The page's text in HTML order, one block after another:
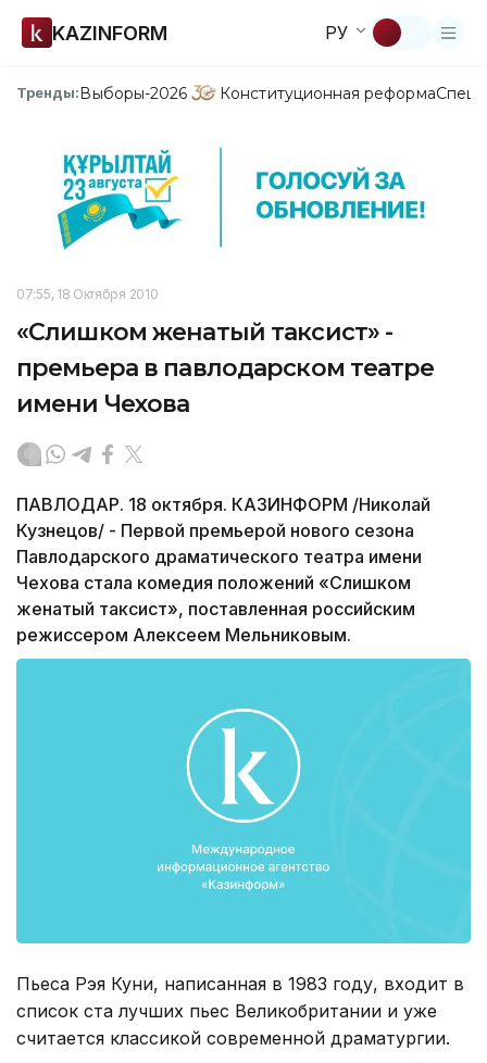
KAZINFORM РУ
Тренды:Выборы-2026 Конституционная реформа
07:55, 18 Октября 2010
«Слишком женатый таксист» -
премьера в павлодарском театре
имени Чехова
ПАВЛОДАР. 18 октября. КАЗИНФОРМ /Николай
Кузнецов/ - Первой премьерой нового сезона
Павлодарского драматического театра имени
Чехова стала комедия положений «Слишком
женатый таксист», поставленная российским
режиссером Алексеем Мельниковым.
Пьеса Рэя Куни, написанная в 1983 году, входит в
список ста лучших пьес Великобритании и уже
считается классикой современной драматургии.